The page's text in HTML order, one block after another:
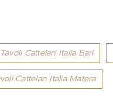
Tavoli Cattelan Italia Bari
Cattelan Italia Matera